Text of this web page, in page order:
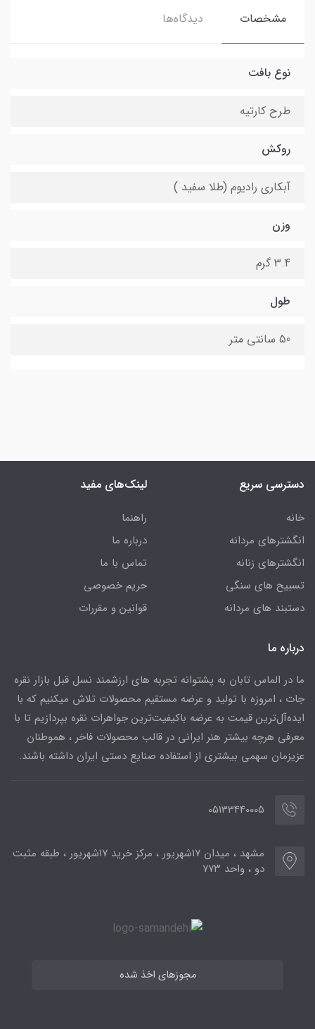
مشخصات دیدگاه‌ها
نوع بافت
طرح کارتیه
روکش
آبکاری رادیوم (طلا سفید )
وزن
3.4 گرم
طول
50 سانتی متر
دسترسی سریع
خانه
انگشترهای مردانه
انگشترهای زنانه
تسبیح های سنگی
دستبند های مردانه
لینک‌های مفید
راهنما
درباره ما
تماس با ما
حریم خصوصی
قوانین و مقررات
درباره ما
ما در الماس تابان به پشتوانه تجربه های ارزشمند نسل قبل بازار نقره
جات ، امروزه با تولید و عرضه مستقیم محصولات تلاش میکنیم که با
ایده‌آل‌ترین قیمت به عرضه باکیفیت‌ترین جواهرات نقره بپردازیم تا با
معرفی هرچه بیشتر هنر ایرانی در قالب محصولات فاخر ، هموطنان
عزیزمان سهمی بیشتری از استفاده صنایع دستی ایران داشته باشند.
05133440005
مشهد ، میدان ۱۷شهریور ، مرکز خرید ۱۷شهریور ، طبقه مثبت
دو ، واحد ۷۷۳
مجوزهای اخذ شده